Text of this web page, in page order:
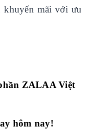
khuyến mãi với ưu
ZALAA Việt
hôm nay!